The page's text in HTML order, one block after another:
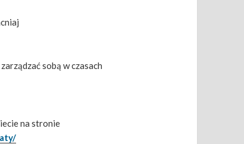
sobą w czasach
na stronie